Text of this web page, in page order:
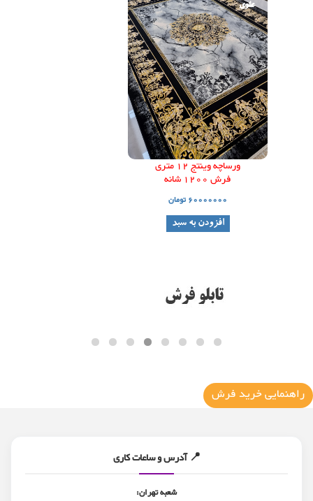
ورساچه وینتج 12 متری
فرش 1200 شانه
60000000 تومان
علوی
افزودن به سبد
علوی
راهنمایی خرید فرش
📍 آدرس و ساعات کاری
شعبه تهران: